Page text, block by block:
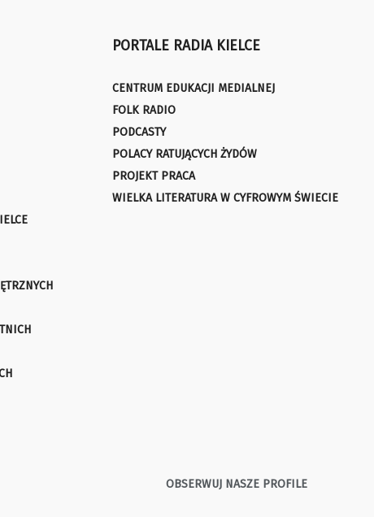
PORTALE RADIA KIELCE
CENTRUM EDUKACJI MEDIALNEJ
FOLK RADIO
PODCASTY
POLACY RATUJĄCYCH ŻYDÓW
PROJEKT PRACA
WIELKA LITERATURA W CYFROWYM ŚWIECIE
OBSERWUJ NASZE PROFILE